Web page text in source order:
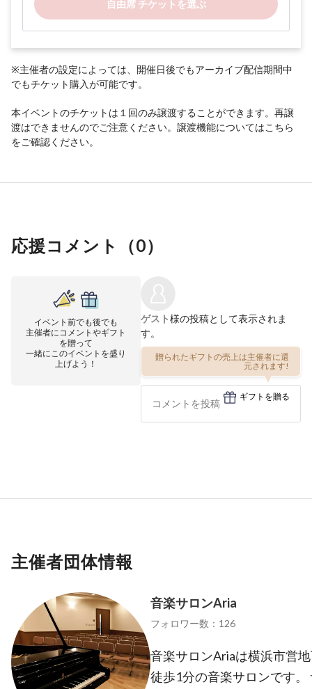
自由席 チケットを選ぶ
※主催者の設定によっては、開催日後でもアーカイブ配信期間中
でもチケット購入が可能です。
本イベントのチケットは１回のみ譲渡することができます。再譲
渡はできませんのでご注意ください。譲渡機能についてはこちら
をご確認ください。
応援コメント（0）
イベント前でも後でも
主催者にコメントやギフト
を贈って
一緒にこのイベントを盛り
上げよう！
ゲスト様の投稿として表示されま
す。
贈られたギフトの売上は主催者に還
元されます!
ギフトを贈る
主催者団体情報
音楽サロンAria
フォロワー数：126
音楽サロンAriaは横浜市営
徒歩1分の音楽サロンです